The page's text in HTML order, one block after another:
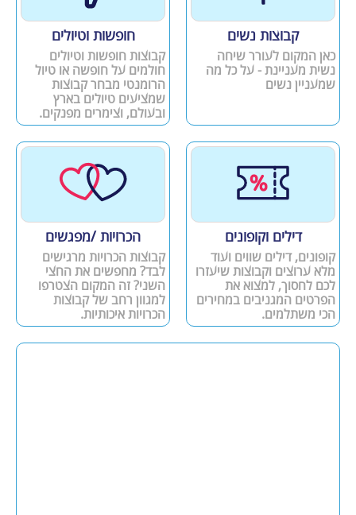
קבוצות נשים
כאן המקום לעורר שיחה
נשית מעניינת - על כל מה
שמעניין נשים
חופשות וטיולים
קבוצות חופשות וטיולים
חולמים על חופשה או טיול
הרומנטי מבחר קבוצות
שמציעים טיולים בארץ
ובעולם, וצימרים מפנקים.
דילים וקופונים
קופונים, דילים שווים ועוד
מלא ערוצים וקבוצות שיעזרו
לכם לחסוך, למצוא את
הפרטים המגניבים במחירים
הכי משתלמים.
הכרויות /מפגשים
קבוצות הכרויות מרגישים
לבד? מחפשים את החצי
השני? זה המקום הצטרפו
למגוון רחב של קבוצות
הכרויות איכותיות.